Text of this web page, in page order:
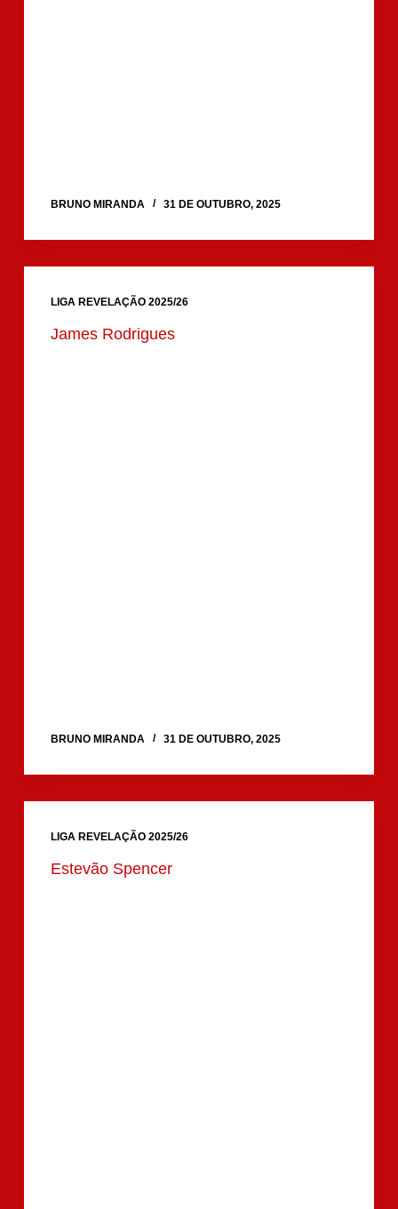
BRUNO MIRANDA 31 DE OUTUBRO, 2025
LIGA REVELAÇÃO 2025/26
James Rodrigues
BRUNO MIRANDA 31 DE OUTUBRO, 2025
LIGA REVELAÇÃO 2025/26
Estevão Spencer